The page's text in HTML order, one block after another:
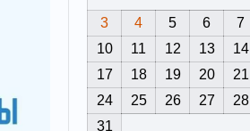
3
4 5 6 7
10
11 12 13 14
17
18 19 20 21
24
25 26 27 28
31